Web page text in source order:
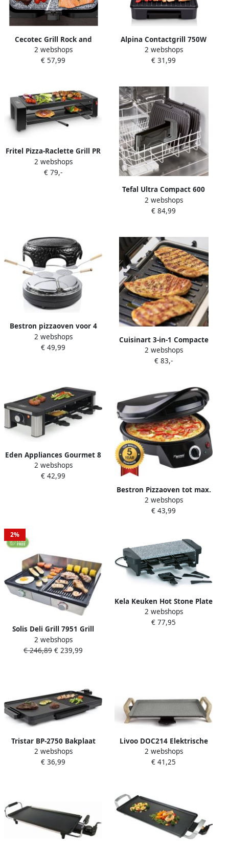
Cecotec Grill Rock and
Water 3000 Twin 2200W
2200 W
2 webshops
€ 57,99
Alpina Contactgrill 750W
Tosti Apparaat Panini Grill
Anti-Aanbaklaag
Grillplaat 23 x 14 5 CM
Zilver Zwart
2 webshops
€ 31,99
Fritel Pizza-Raclette Grill PR
3195 Tafelgrill Minigrill
Raclette kookplaat 1200W
2 webshops
€ 79,-
Tefal Ultra Compact 600
Comfort GC3060
Contactgrill Barbecuestand
aanbakplaten Vet
opvangbak Verticaal
opbergen 2000W RVS
2 webshops
€ 84,99
Bestron pizzaoven voor 4
personen pizzamaker voor
kleine pizza's (Ø 10 cm) met
2 webshops
€ 49,99
Cuisinart 3-in-1 Compacte
Grill Wafel- en Omeletmaker
Contactgrill GRSM3E
2 webshops
€ 83,-
Eden Appliances Gourmet 8
personen Eden ED-7018
Gourmetstel Raclette
2 webshops
€ 42,99
Bestron Pizzaoven tot max.
230 °C Pizzamaker met
boven- onderwarmte voor
flambée quiche of wraps tot
Ø 27cm 1.800 watt zwart
2 webshops
€ 43,99
2%
Solis Deli Grill 7951 Grill
Apparaat Bakplaat
Electrisch Grillplaat RVS
2 webshops
€ 246,89 € 239,99
Kela Keuken Hot Stone Plate
Ceneri for 8 People
2 webshops
€ 77,95
Tristar BP-2750 Bakplaat
Modern design Groot
bakoppervlak 49 x 27 cm
2 webshops
€ 36,99
Livoo DOC214 Elektrische
Grillplaat
2 webshops
€ 41,25